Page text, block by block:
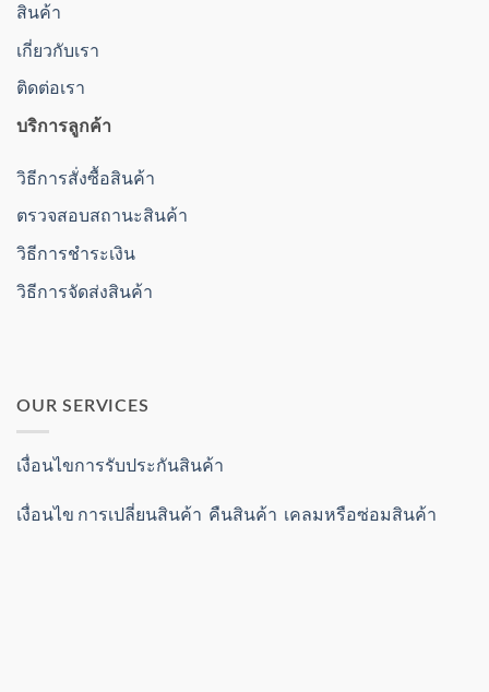
สินค้า
เกี่ยวกับเรา
ติดต่อเรา
บริการลูกค้า
วิธีการสั่งซื้อสินค้า
ตรวจสอบสถานะสินค้า
วิธีการชำระเงิน
วิธีการจัดส่งสินค้า
OUR SERVICES
เงื่อนไขการรับประกันสินค้า
เงื่อนไข การเปลี่ยนสินค้า คืนสินค้า เคลมหรือซ่อมสินค้า